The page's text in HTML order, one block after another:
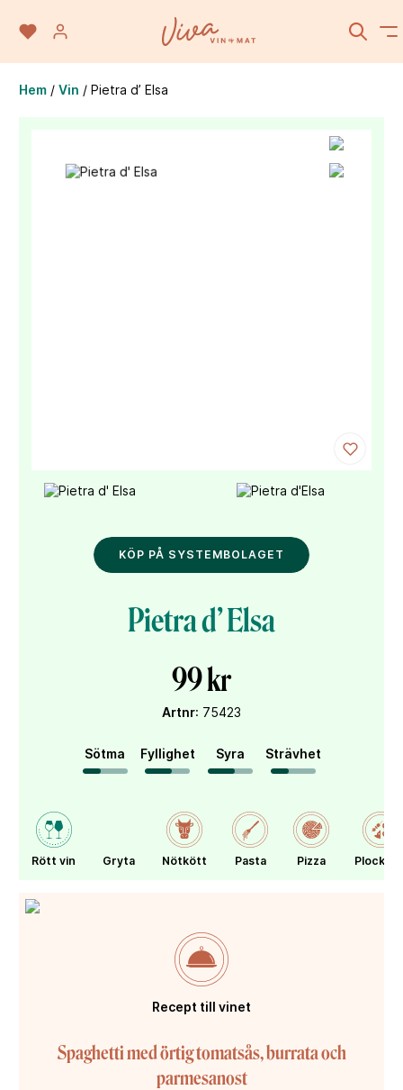
Hem / Vin / Pietra d’ Elsa
Pietra d’ Elsa
99 kr
Artnr: 75423
KÖP PÅ SYSTEMBOLAGET
Sötma Fyllighet Syra Strävhet
Rött vin Gryta Nötkött Pasta Pizza
Recept till vinet
Spaghetti med örtig tomatsås, burrata och
parmesanost